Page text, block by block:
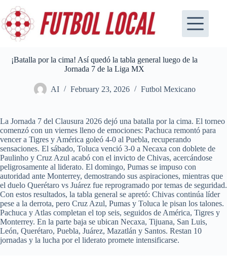
content
¡Batalla por la cima! Así quedó la tabla general luego de la
Jornada 7 de la Liga MX
AI February 23, 2026 Futbol Mexicano
La Jornada 7 del Clausura 2026 dejó una batalla por la cima. El torneo
comenzó con un viernes lleno de emociones: Pachuca remontó para
vencer a Tigres y América goleó 4‑0 al Puebla, recuperando
sensaciones. El sábado, Toluca venció 3‑0 a Necaxa con doblete de
Paulinho y Cruz Azul acabó con el invicto de Chivas, acercándose
peligrosamente al liderato. El domingo, Pumas se impuso con
autoridad ante Monterrey, demostrando sus aspiraciones, mientras que
el duelo Querétaro vs Juárez fue reprogramado por temas de seguridad.
Con estos resultados, la tabla general se apretó: Chivas continúa líder
pese a la derrota, pero Cruz Azul, Pumas y Toluca le pisan los talones.
Pachuca y Atlas completan el top seis, seguidos de América, Tigres y
Monterrey. En la parte baja se ubican Necaxa, Tijuana, San Luis,
León, Querétaro, Puebla, Juárez, Mazatlán y Santos. Restan 10
jornadas y la lucha por el liderato promete intensificarse.